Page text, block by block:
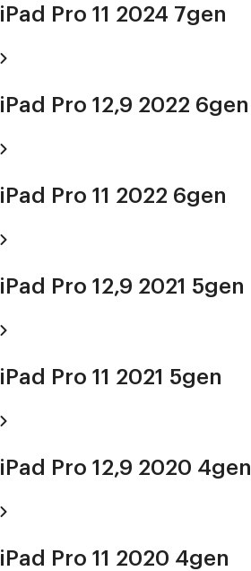
iPad Pro 11 2024 7gen
iPad Pro 12,9 2022 6gen
iPad Pro 11 2022 6gen
iPad Pro 12,9 2021 5gen
iPad Pro 11 2021 5gen
iPad Pro 12,9 2020 4gen
iPad Pro 11 2020 4gen